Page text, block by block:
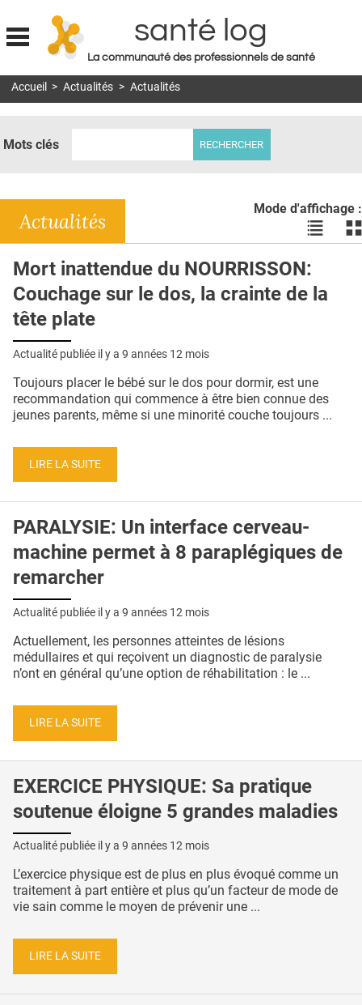
Jump to navigation
santé log
La communauté des professionnels de santé
MON COMPTE
DOSSIERS
RÉSEAUX
E-REVUE SAD
L'APP
PUBLICITÉ
CONTACT
Accueil > Actualités > Actualités
Mots clés
Mode d'affichage :
Voir
les
en
liste
les
Actualités
Mort inattendue du NOURRISSON:
Couchage sur le dos, la crainte de la
tête plate
Actualité publiée il y a 9 années 12 mois
Toujours placer le bébé sur le dos pour dormir, est une
recommandation qui commence à être bien connue des
jeunes parents, même si une minorité couche toujours ...
LIRE LA SUITE
PARALYSIE: Un interface cerveau-
machine permet à 8 paraplégiques de
remarcher
Actualité publiée il y a 9 années 12 mois
Actuellement, les personnes atteintes de lésions
médullaires et qui reçoivent un diagnostic de paralysie
n’ont en général qu’une option de réhabilitation : le ...
LIRE LA SUITE
EXERCICE PHYSIQUE: Sa pratique
soutenue éloigne 5 grandes maladies
Actualité publiée il y a 9 années 12 mois
L’exercice physique est de plus en plus évoqué comme un
traitement à part entière et plus qu’un facteur de mode de
vie sain comme le moyen de prévenir une ...
LIRE LA SUITE